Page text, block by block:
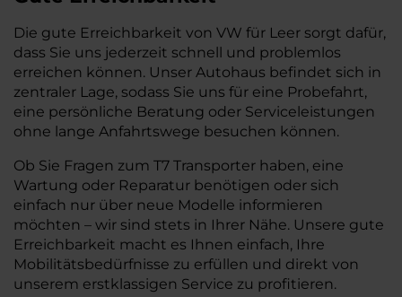
Die gute Erreichbarkeit von VW für Leer sorgt dafür,
dass Sie uns jederzeit schnell und problemlos
erreichen können. Unser Autohaus befindet sich in
zentraler Lage, sodass Sie uns für eine Probefahrt,
eine persönliche Beratung oder Serviceleistungen
ohne lange Anfahrtswege besuchen können.
Ob Sie Fragen zum T7 Transporter haben, eine
Wartung oder Reparatur benötigen oder sich
einfach nur über neue Modelle informieren
möchten – wir sind stets in Ihrer Nähe. Unsere gute
Erreichbarkeit macht es Ihnen einfach, Ihre
Mobilitätsbedürfnisse zu erfüllen und direkt von
unserem erstklassigen Service zu profitieren.